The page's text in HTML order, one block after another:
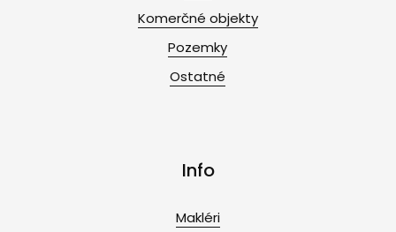
Komerčné objekty
Pozemky
Ostatné
Info
Makléri